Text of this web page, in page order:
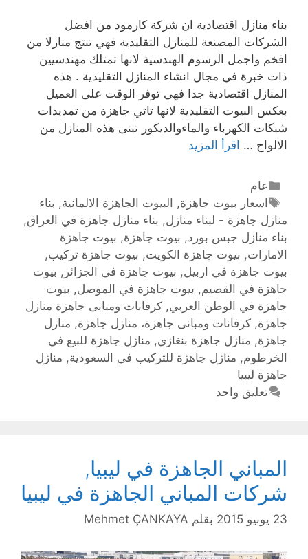
بناء منازل اقتصادية ان شركة كارمود من افضل
الشركات المصنعة للمنازل التقليدية فهي تنتج منازلا من
افخم واجمل الرسوم الهندسية لانها تمتلك مهندسيين
ذات خبرة في مجال انشاء المنازل التقليدية . هذه
المنازل اقتصادية جدا فهي توفر الوقت على العميل
بعكس البيوت التقليدية لانها تاتي جاهزة من تمديدات
شبكات الكهرباء والماءوالديكور تبنى هذه المنازل من
الالواح … اقرأ المزيد
عام
اسعار بيوت جاهزة, البيوت الجاهزة الالمانية, بناء
منازل جاهزة - لبناء منازل , بناء منازل جاهزة في العراق,
بناء منازل جبس بورد, بيوت جاهزة, بيوت جاهزة
الامارات, بيوت جاهزة الكويت, بيوت جاهزة تركيب,
بيوت جاهزة في اربيل , بيوت جاهزة في الجزائر, بيوت
جاهزة في القصيم, بيوت جاهزة في الموصل , بيوت
جاهزة في الوطن العربي , كرفانات ومبانى جاهزة منازل
جاهزة, كرفانات ومبانى جاهزة، منازل جاهزة, منازل
جاهزة, منازل جاهزة بنغازي, منازل جاهزة للبيع في
الخرطوم, منازل جاهزة للتركيب في السعودية, منازل
جاهزة ليبيا
تعليق واحد
المباني الجاهزة في ليبيا,
شركات المباني الجاهزة في ليبيا
23 يونيو 2015 بقلم Mehmet ÇANKAYA